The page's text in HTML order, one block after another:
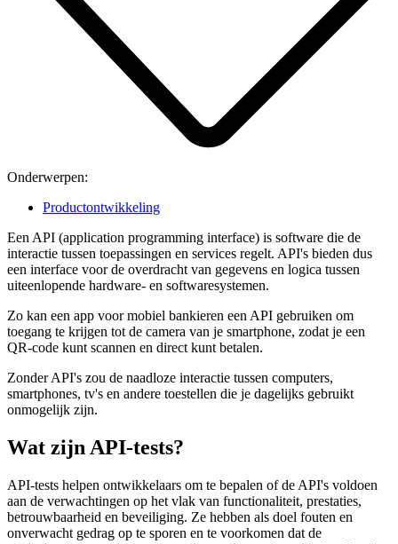
Onderwerpen:
Productontwikkeling
Een API (application programming interface) is software die de
interactie tussen toepassingen en services regelt. API's bieden dus
een interface voor de overdracht van gegevens en logica tussen
uiteenlopende hardware- en softwaresystemen.
Zo kan een app voor mobiel bankieren een API gebruiken om
toegang te krijgen tot de camera van je smartphone, zodat je een
QR-code kunt scannen en direct kunt betalen.
Zonder API's zou de naadloze interactie tussen computers,
smartphones, tv's en andere toestellen die je dagelijks gebruikt
onmogelijk zijn.
Wat zijn API-tests?
API-tests helpen ontwikkelaars om te bepalen of de API's voldoen
aan de verwachtingen op het vlak van functionaliteit, prestaties,
betrouwbaarheid en beveiliging. Ze hebben als doel fouten en
onverwacht gedrag op te sporen en te voorkomen dat de